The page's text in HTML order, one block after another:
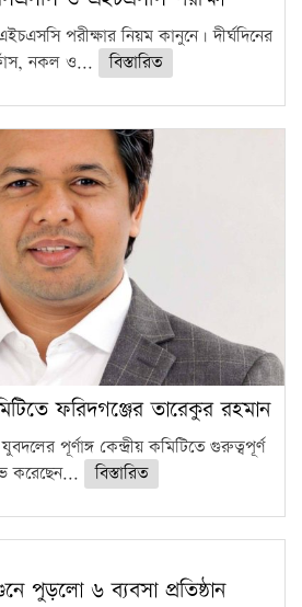
পরীক্ষার নিয়ম কানুনে। দীর্ঘদিনের
ফাঁস, নকল ও...
বিস্তারিত
ফরিদগঞ্জের তারেকুর রহমান
পূর্ণাঙ্গ কেন্দ্রীয় কমিটিতে গুরুত্বপূর্ণ
করেছেন...
বিস্তারিত
পুড়লো ৬ ব্যবসা প্রতিষ্ঠান